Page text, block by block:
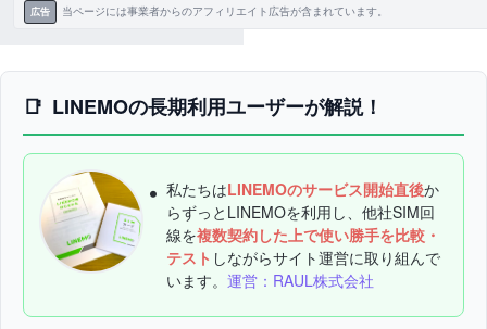
広告 当ページには事業者からのアフィリエイト広告が含まれています。
LINEMOの長期利用ユーザーが解説！
私たちはLINEMOのサービス開始直後か
らずっとLINEMOを利用し、他社SIM回
線を複数契約した上で使い勝手を比較・
テスト しながらサイト運営に取り組んで
います。 運営：RAUL株式会社